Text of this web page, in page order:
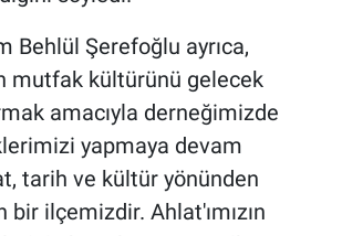
Behlül Şerefoğlu ayrıca,
mutfak kültürünü gelecek
amacıyla derneğimizde
yapmaya devam
tarih ve kültür yönünden
bir ilçemizdir. Ahlat'ımızın